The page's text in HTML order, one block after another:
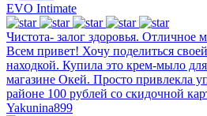
EVO Intimate
Чистота- залог здоровья. Отличное
Всем привет! Хочу поделиться
находкой. Купила это крем-мыло
магазине Окей. Просто привлекла
районе 100 рублей со скидочной
Yakunina899